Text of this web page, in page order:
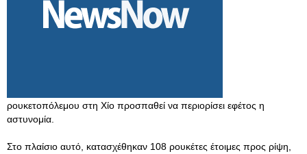
ρουκετοπόλεμου στη Χίο προσπαθεί να περιορίσει εφέτος η
αστυνομία.
Στο πλαίσιο αυτό, κατασχέθηκαν 108 ρουκέτες έτοιμες προς ρίψη,